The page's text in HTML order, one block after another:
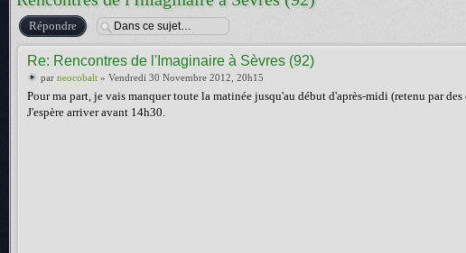
Répondre
Re: Rencontres de l'Imaginaire à Sèvres (92)
par neocobalt » Vendredi 30 Novembre 2012, 20h15
Pour ma part, je vais manquer toute la matinée jusqu'au début d'après-midi (retenu par
J'espère arriver avant 14h30.